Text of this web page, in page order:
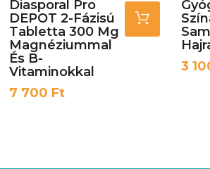
Diasporal Pro
DEPOT 2-Fázisú
Tabletta 300 Mg
Magnéziummal
És B-
Vitaminokkal
Ár
7 700 Ft
Ár
3